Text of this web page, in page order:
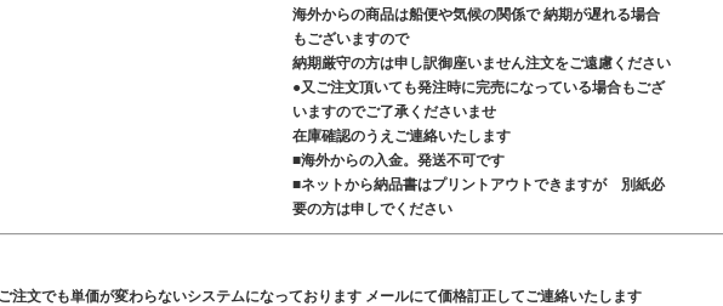
海外からの商品は船便や気候の関係で 納期が遅れる場合
もございますので
納期厳守の方は申し訳御座いません注文をご遠慮ください
●又ご注文頂いても発注時に完売になっている場合もござ
いますのでご了承くださいませ
在庫確認のうえご連絡いたします
■海外からの入金。発送不可です
■ネットから納品書はプリントアウトできますが 別紙必
要の方は申しでください
注意
注文でも単価が変わらないシステムになっております メールにて価格訂正してご連絡いたします